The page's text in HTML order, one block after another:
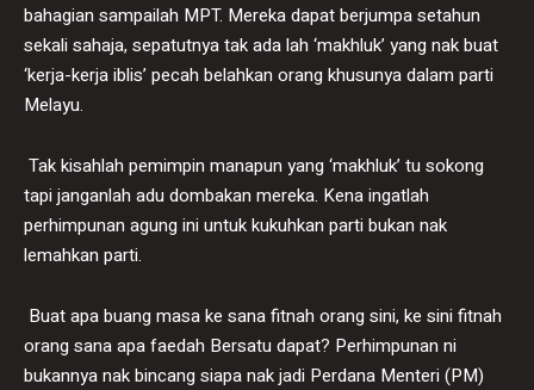
bahagian sampailah MPT. Mereka dapat berjumpa setahun
sekali sahaja, sepatutnya tak ada lah ‘makhluk’ yang nak buat
‘kerja-kerja iblis’ pecah belahkan orang khusunya dalam parti
Melayu.
Tak kisahlah pemimpin manapun yang ‘makhluk’ tu sokong
tapi janganlah adu dombakan mereka. Kena ingatlah
perhimpunan agung ini untuk kukuhkan parti bukan nak
lemahkan parti.
Buat apa buang masa ke sana fitnah orang sini, ke sini fitnah
orang sana apa faedah Bersatu dapat? Perhimpunan ni
bukannya nak bincang siapa nak jadi Perdana Menteri (PM)